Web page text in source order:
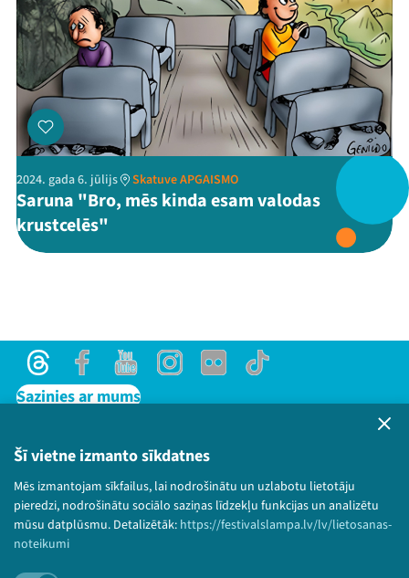
Šī vietne izmanto sīkdatnes
Mēs izmantojam sīkfailus, lai nodrošinātu un uzlabotu lietotāju
pieredzi, nodrošinātu sociālo saziņas līdzekļu funkcijas un analizētu
mūsu datplūsmu. Detalizētāk: https://festivalslampa.lv/lv/lietosanas-
noteikumi
Kontakti
Threads TikTok
2024. gada 6. jūlijs Skatuve APGAISMO
Saruna "Bro, mēs kinda esam valodas
krustcelēs"
ThreadsFacebookYoutubeInstagram
Flick TikTok
Sazinies ar mums
Lietošanas noteikumi un sīkdatņu politika
Bērnu aizsardzības politika
© 2026 Sarunu festivāls LAMPA Visas tiesības
paturētas.